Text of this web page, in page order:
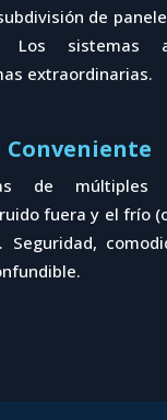
de
Los sistemas
extraordinarias.
Conveniente
de múltiples
fuera y el frío
Seguridad,